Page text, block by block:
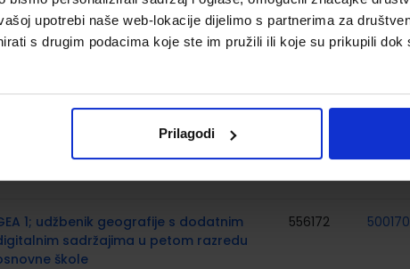
upotrebi naše web-lokacije dijelimo s partnerima za
s drugim podacima koje ste im pružili ili koje su prikupili dok
Prilagodi
ŠKOLSKA KNJIGA d.d.
Registarski broj
6143
razredu osnovne škole
ŠKOLSKA KNJIGA d.d.
Registarski broj
6143-DOM
1; udžbenik geografije s dodatnim
sadržajima u petom razredu
škole
556172 500170